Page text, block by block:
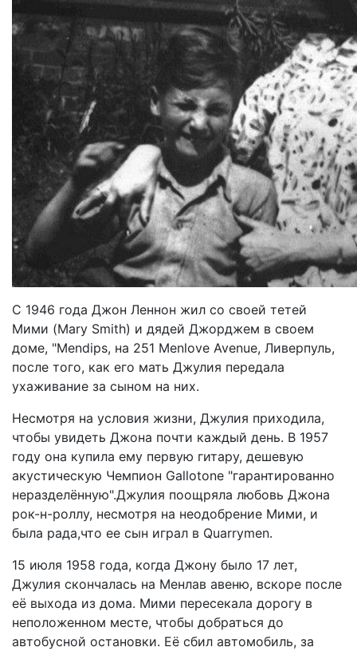
С 1946 года Джон Леннон жил со своей тетей
Мими (Mary Smith) и дядей Джорджем в своем
доме, "Mendips, на 251 Menlove Avenue, Ливерпуль,
после того, как его мать Джулия передала
ухаживание за сыном на них.
Несмотря на условия жизни, Джулия приходила,
чтобы увидеть Джона почти каждый день. В 1957
году она купила ему первую гитару, дешевую
акустическую Чемпион Gallotone "гарантированно
неразделённую".Джулия поощряла любовь Джона
рок-н-роллу, несмотря на неодобрение Мими, и
была рада,что ее сын играл в Quarrymen.
15 июля 1958 года, когда Джону было 17 лет,
Джулия скончалась на Менлав авеню, вскоре после
её выхода из дома. Мими пересекала дорогу в
неположенном месте, чтобы добраться до
автобусной остановки. Её сбил автомобиль, за